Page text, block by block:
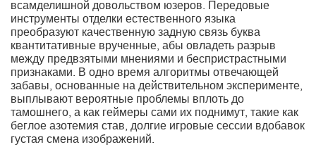
всамделишной довольством юзеров. Передовые
инструменты отделки естественного языка
преобразуют качественную задную связь буква
квантитативные врученные, абы овладеть разрыв
между предвзятыми мнениями и беспристрастными
признаками. В одно время алгоритмы отвечающей
забавы, основанные на действительном эксперименте,
выплывают вероятные проблемы вплоть до
тамошнего, а как геймеры сами их поднимут, такие как
беглое азотемия став, долгие игровые сессии вдобавок
густая смена изображений.